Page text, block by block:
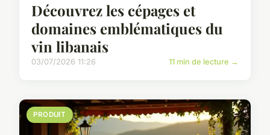
Découvrez les cépages et
domaines emblématiques du
vin libanais
03/07/2026 11:26 11 min de lecture →
PRODUIT